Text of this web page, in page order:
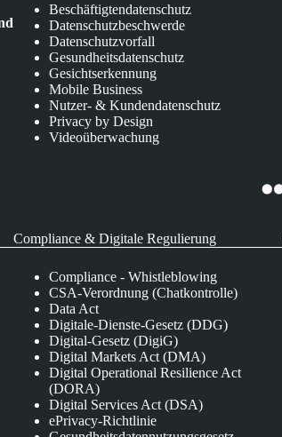
Beschäftigtendatenschutz
Datenschutzbeschwerde
Datenschutzvorfall
Gesundheitsdatenschutz
Gesichtserkennung
Mobile Business
Nutzer- & Kundendatenschutz
Privacy by Design
Videoüberwachung
Compliance & Digitale Regulierung
Compliance - Whistleblowing
CSA-Verordnung (Chatkontrolle)
Data Act
Digitale-Dienste-Gesetz (DDG)
Digital-Gesetz (DigiG)
Digital Markets Act (DMA)
Digital Operational Resilience Act
(DORA)
Digital Services Act (DSA)
ePrivacy-Richtlinie